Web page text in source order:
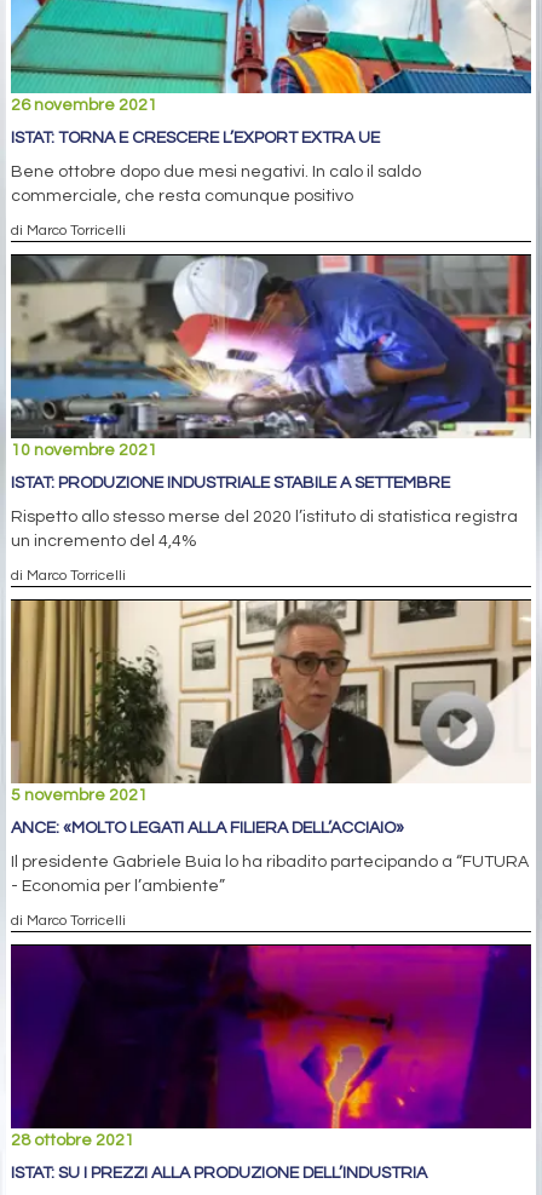
26 novembre 2021
ISTAT: TORNA E CRESCERE L’EXPORT EXTRA UE
Bene ottobre dopo due mesi negativi. In calo il saldo
commerciale, che resta comunque positivo
di Marco Torricelli
10 novembre 2021
ISTAT: PRODUZIONE INDUSTRIALE STABILE A SETTEMBRE
Rispetto allo stesso merse del 2020 l’istituto di statistica registra
un incremento del 4,4%
di Marco Torricelli
5 novembre 2021
ANCE: «MOLTO LEGATI ALLA FILIERA DELL’ACCIAIO»
Il presidente Gabriele Buia lo ha ribadito partecipando a “FUTURA
- Economia per l’ambiente”
di Marco Torricelli
28 ottobre 2021
ISTAT: SU I PREZZI ALLA PRODUZIONE DELL’INDUSTRIA